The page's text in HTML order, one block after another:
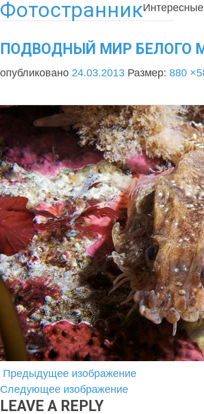
Фотостранник
ПОДВОДНЫЙ МИР БЕЛОГО
опубликовано 24.03.2013 Размер: 880
Предыдущее изображение
Следующее изображение
LEAVE A REPLY